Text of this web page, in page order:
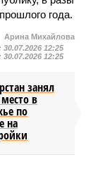
года.
Арина Михайлова
30.07.2026 12:25
30.07.2026 12:25
занял
в
по
на